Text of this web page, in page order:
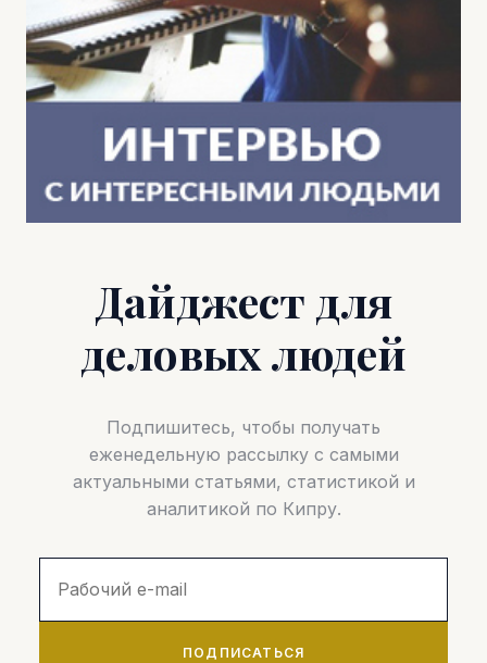
Дайджест для
деловых людей
Подпишитесь, чтобы получать
еженедельную рассылку с самыми
актуальными статьями, статистикой и
аналитикой по Кипру.
ПОДПИСАТЬСЯ